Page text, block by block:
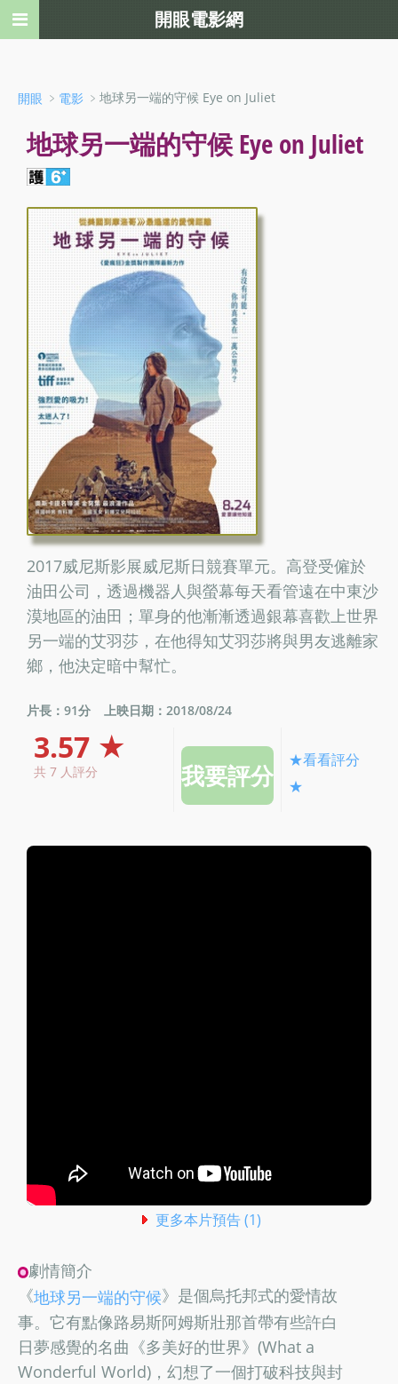
開眼 ﹥ 電影 ﹥地球另一端的守候 Eye on Juliet
地球另一端的守候 Eye on Juliet
2017威尼斯影展威尼斯日競賽單元。高登受僱於
油田公司，透過機器人與螢幕每天看管遠在中東沙
漠地區的油田；單身的他漸漸透過銀幕喜歡上世界
另一端的艾羽莎，在他得知艾羽莎將與男友逃離家
鄉，他決定暗中幫忙。
片長：91分 上映日期：2018/08/24
3.57 ★
共 7 人評分
★看看評分
★
更多本片預告 (1)
劇情簡介
《地球另一端的守候》是個烏托邦式的愛情故
事。它有點像路易斯阿姆斯壯那首帶有些許白
日夢感覺的名曲《多美好的世界》(What a
Wonderful World)，幻想了一個打破科技與封
開眼電影網